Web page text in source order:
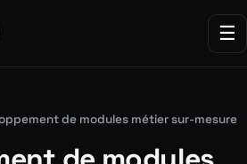
☰
de modules métier sur-mesure